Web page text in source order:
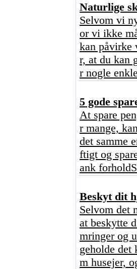
Naturlige
Selvom vi
or vi ikke
kan påvirke
r, at du kan
r nogle
5 gode
At spare
r mange,
det samme
ftigt og
ank
Beskyt dit
Selvom det
at beskytte
mringer og
geholde det
m husejer,